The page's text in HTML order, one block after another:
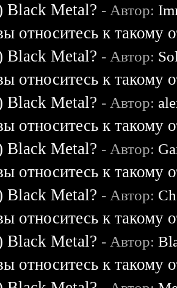
Black Metal? - Автор:
относитесь к такому
Black Metal? - Автор:
относитесь к такому
Black Metal? - Автор:
относитесь к такому
Black Metal? - Автор:
относитесь к такому
Black Metal? - Автор:
относитесь к такому
Black Metal? - Автор:
относитесь к такому